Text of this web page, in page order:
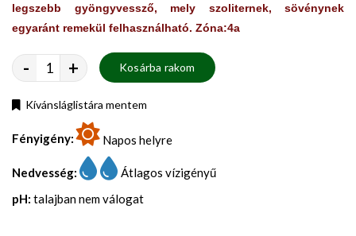
legszebb gyöngyvessző, mely szoliternek, sövénynek
egyaránt remekül felhasználható. Zóna:4a
- + Kosárba rakom
Kívánsláglistára mentem
Fényigény: Napos helyre
Nedvesség:
Átlagos vízigényű
pH: talajban nem válogat